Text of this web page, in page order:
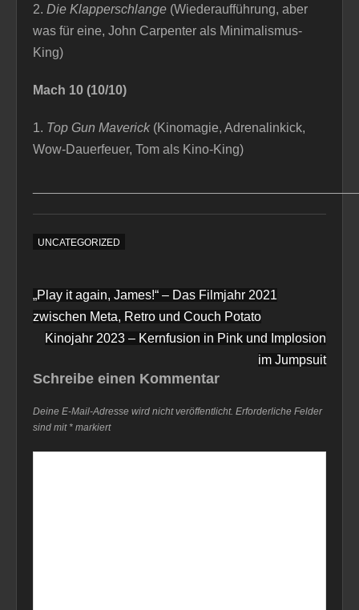
2. Die Klapperschlange (Wiederaufführung, aber
was für eine, John Carpenter als Minimalismus-
King)
Mach 10 (10/10)
1. Top Gun Maverick (Kinomagie, Adrenalinkick,
Wow-Dauerfeuer, Tom als Kino-King)
UNCATEGORIZED
Beitragsnavigation
„Play it again, James!“ – Das Filmjahr 2021
zwischen Meta, Retro und Couch Potato
Kinojahr 2023 – Kernfusion in Pink und Implosion
im Jumpsuit
Schreibe einen Kommentar
Deine E-Mail-Adresse wird nicht veröffentlicht. Erforderliche Felder
sind mit * markiert